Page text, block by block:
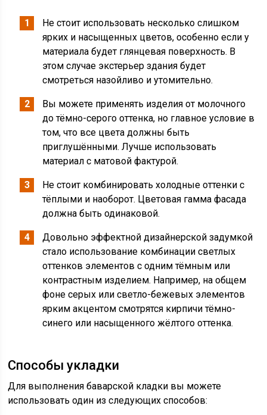
Не стоит использовать несколько слишком
ярких и насыщенных цветов, особенно если у
материала будет глянцевая поверхность. В
этом случае экстерьер здания будет
смотреться назойливо и утомительно.
Вы можете применять изделия от молочного
до тёмно-серого оттенка, но главное условие в
том, что все цвета должны быть
приглушёнными. Лучше использовать
материал с матовой фактурой.
Не стоит комбинировать холодные оттенки с
тёплыми и наоборот. Цветовая гамма фасада
должна быть одинаковой.
Довольно эффектной дизайнерской задумкой
стало использование комбинации светлых
оттенков элементов с одним тёмным или
контрастным изделием. Например, на общем
фоне серых или светло-бежевых элементов
ярким акцентом смотрятся кирпичи тёмно-
синего или насыщенного жёлтого оттенка.
Способы укладки
Для выполнения баварской кладки вы можете
использовать один из следующих способов: